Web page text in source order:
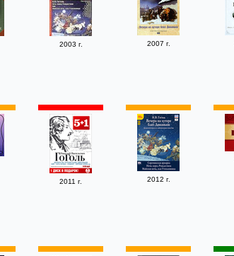
2003 г. 2007 г.
2011 г. 2012 г.